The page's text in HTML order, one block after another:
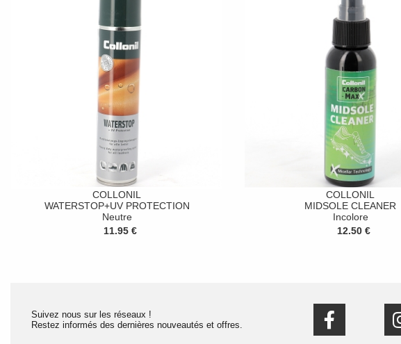
COLLONIL
WATERSTOP+UV PROTECTION
Neutre
11.95 €
COLLONIL
MIDSOLE CLEANER
Incolore
12.50 €
Suivez nous sur les réseaux !
Restez informés des dernières nouveautés et offres.